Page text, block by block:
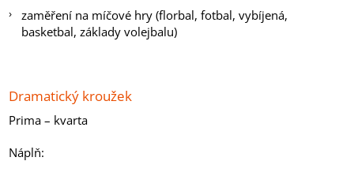
zaměření na míčové hry (florbal, fotbal, vybíjená,
basketbal, základy volejbalu)
Dramatický kroužek
Prima – kvarta
Náplň: